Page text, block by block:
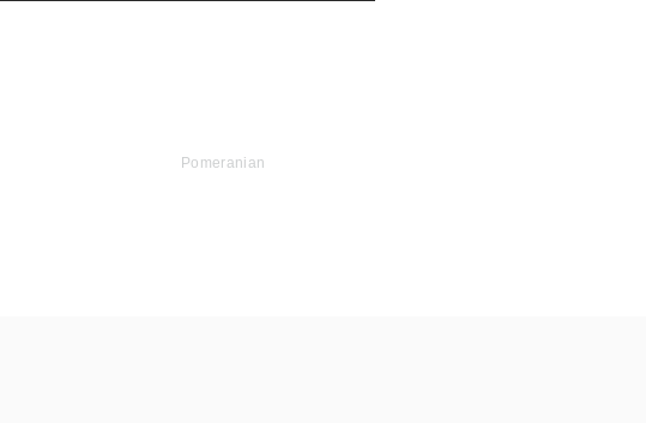
Pomeranian